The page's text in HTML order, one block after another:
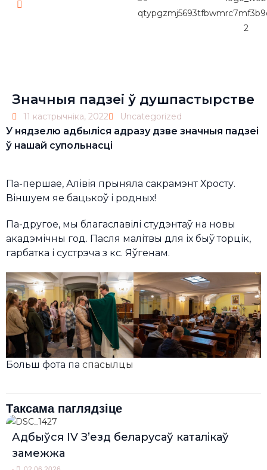
Значныя падзеі ў душпастырстве
11 кастрычніка, 2022 Uncategorized
У нядзелю адбыліся адразу дзве значныя падзеі
ў нашай супольнасці
Па-першае, Алівія прыняла сакрамэнт Хросту.
Віншуем яе бацькоў і родных!
Па-другое, мы благаславілі студэнтаў на новы
акадэмічны год. Пасля малітвы для іх быў торцік,
гарбатка і сустрэча з кс. Яўгенам.
Больш фота па спасылцы
Таксама паглядзіце
Адбыўся IV З’езд беларусаў каталікаў
замежжа